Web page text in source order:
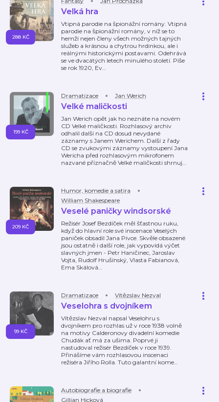
Velká hra
Vtipná parodie na špionážní romány. Vtipná
parodie na špionážní romány, v níž se to
hemží nejen členy všech možných tajných
služeb a krásnou a chytrou hrdinkou, ale i
reálnými historickými postavami. Odehrává
se ve dvacátých letech minulého století. Píše
se rok 1920, Ev…
288 KČ
Dramatizace Jan Werich
Velké maličkosti
Jan Werich opět jak ho neznáte na novém
CD Velké maličkosti. Rozhlasový archiv
odhalil další na CD dosud nevydané
záznamy s Janem Werichem. Další z řady
CD se zvukovými záznamy vystoupení Jana
Wericha před rozhlasovým mikrofonem
nazvané příznačně Velké maličkosti shrnuj…
199 KČ
Humor, komedie a satira
William Shakespeare
Veselé paničky windsorské
Režisér Josef Bezdíček měl šťastnou ruku,
když do hlavní role své inscenace Veselých
paniček obsadil Jana Pivce. Skvěle obsazené
jsou ostatně i další role, jak vypovídá výčet
slavných jmen - Petr Haničinec, Jaroslav
Vojta, Rudolf Hrušínský, Vlasta Fabianová,
Ema Skálová…
209 KČ
Dramatizace Vítězslav Nezval
Veselohra s dvojníkem
Vítězslav Nezval napsal Veselohru s
dvojníkem pro rozhlas už v roce 1938 volně
na motivy Calderonovy divadelní komedie
Chudák ať má za ušima. Poprvé ji
nastudoval režisér Bezdíček v roce 1939.
Přinášíme vám rozhlasovou inscenaci
režiséra Jiřího Rolla. Tuto galantní kome…
99 KČ
Autobiografie a biografie
Gillian Hicková